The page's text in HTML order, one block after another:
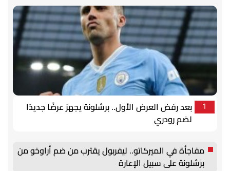
1
بعد رفض العرض الأول.. برشلونة يجهز عرضًا جديدًا
لضم رودري
مفاجأة في الميركاتو.. ليفربول يقترب من ضم أراوخو من
برشلونة على سبيل الإعارة